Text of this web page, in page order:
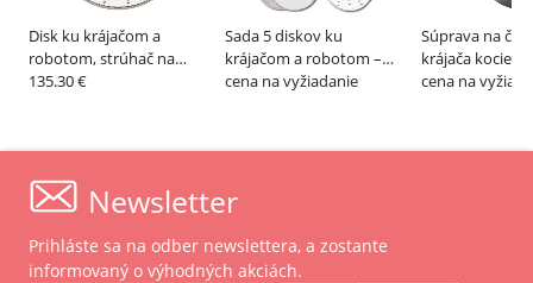
Disk ku krájačom a
robotom, strúhač na
zemiaky – ROBOTCOUPE
135.30 €
Sada 5 diskov ku
krájačom a robotom –
ROBOTCOUPE
cena na vyžiadanie
Súprava na
krájača kociek
10x10 mm –
cena na
Newsletter
Prihláste sa na odber newslettera, a zostante
informovaný o výhodných akciách.